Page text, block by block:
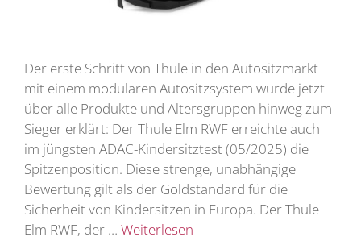
Der erste Schritt von Thule in den Autositzmarkt
mit einem modularen Autositzsystem wurde jetzt
über alle Produkte und Altersgruppen hinweg zum
Sieger erklärt: Der Thule Elm RWF erreichte auch
im jüngsten ADAC-Kindersitztest (05/2025) die
Spitzenposition. Diese strenge, unabhängige
Bewertung gilt als der Goldstandard für die
Sicherheit von Kindersitzen in Europa. Der Thule
Elm RWF, der … Weiterlesen